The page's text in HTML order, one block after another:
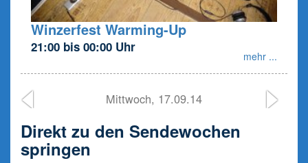
Winzerfest Warming-Up
21:00 bis 00:00 Uhr
mehr ...
Mittwoch, 17.09.14
Direkt zu den Sendewochen
springen